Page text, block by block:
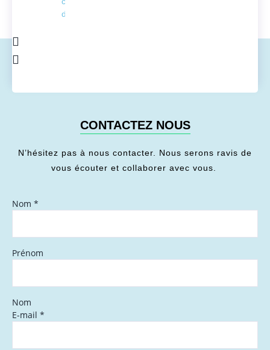
de l'énergie
CONTACTEZ NOUS
N’hésitez pas à nous contacter. Nous serons ravis de
vous écouter et collaborer avec vous.
Nom *
Prénom
Nom
E-mail *